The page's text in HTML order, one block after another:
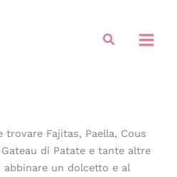
Cerca
Fajitas, Paella, Cous
di Patate e tante altre
un dolcetto e al